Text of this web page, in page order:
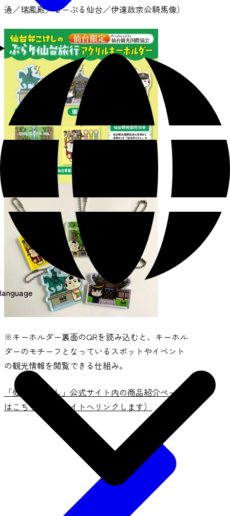
language
通／瑞鳳殿／るーぷる仙台／伊達政宗公騎馬像）
※キーホルダー裏面のQRを読み込むと、キーホル
ダーのモチーフとなっているスポットやイベント
の観光情報を閲覧できる仕組み。
「仙台弁こけし」公式サイト内の商品紹介ページ
はこちら（外部サイトへリンクします）